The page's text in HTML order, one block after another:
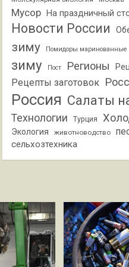
Мусор На праздничный
Новости России
зиму
Помидоры маринованные
зиму
Пост Регионы
Рецепты заготовок
Россия Салаты
Технологии Турция
Экология животноводство
сельхозтехника